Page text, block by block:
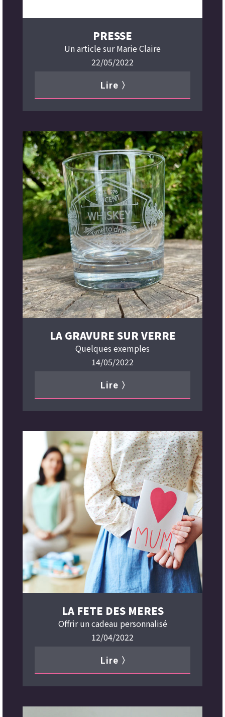
PRESSE
Un article sur Marie Claire
22/05/2022
Lire 〉
LA GRAVURE SUR VERRE
Quelques exemples
14/05/2022
Lire 〉
LA FETE DES MERES
Offrir un cadeau personnalisé
12/04/2022
Lire 〉